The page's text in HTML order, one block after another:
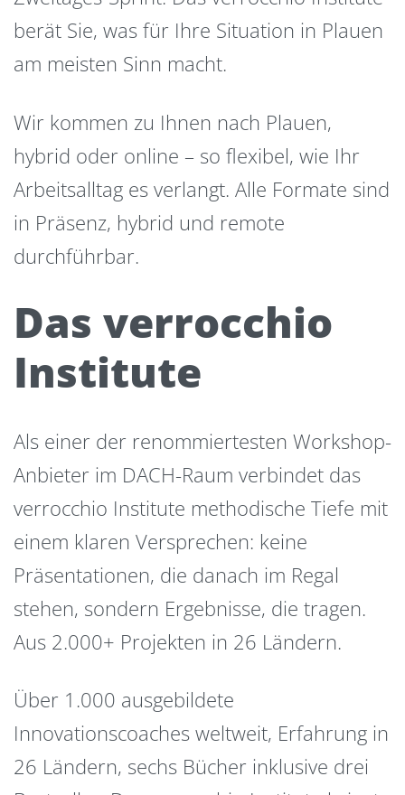
berät Sie, was für Ihre Situation in Plauen
am meisten Sinn macht.
Wir kommen zu Ihnen nach Plauen,
hybrid oder online – so flexibel, wie Ihr
Arbeitsalltag es verlangt. Alle Formate sind
in Präsenz, hybrid und remote
durchführbar.
Das verrocchio
Institute
Als einer der renommiertesten Workshop-
Anbieter im DACH-Raum verbindet das
verrocchio Institute methodische Tiefe mit
einem klaren Versprechen: keine
Präsentationen, die danach im Regal
stehen, sondern Ergebnisse, die tragen.
Aus 2.000+ Projekten in 26 Ländern.
Über 1.000 ausgebildete
Innovationscoaches weltweit, Erfahrung in
26 Ländern, sechs Bücher inklusive drei